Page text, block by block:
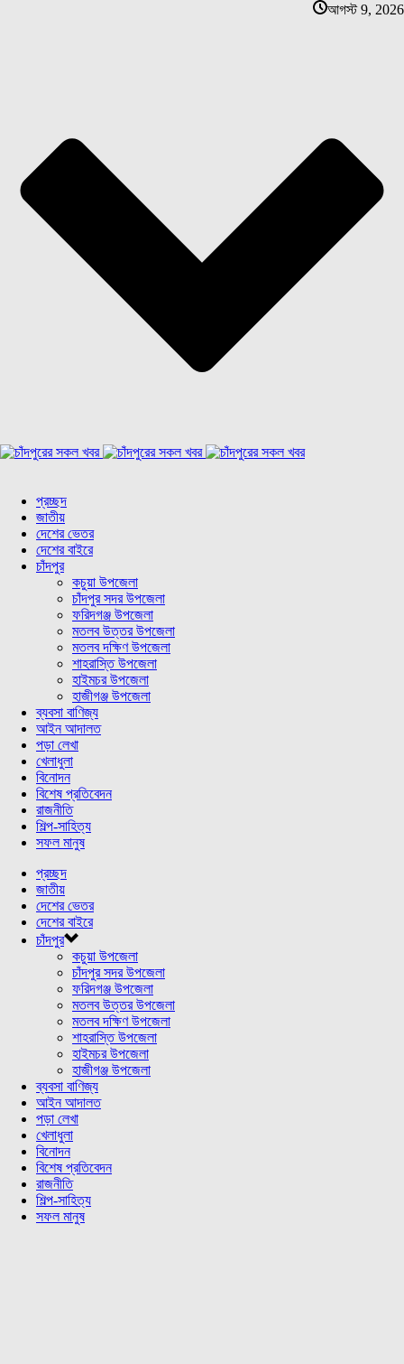
আগস্ট 9, 2026
প্রচ্ছদ
জাতীয়
দেশের ভেতর
দেশের বাইরে
চাঁদপুর
কচুয়া উপজেলা
চাঁদপুর সদর উপজেলা
ফরিদগঞ্জ উপজেলা
মতলব উত্তর উপজেলা
মতলব দক্ষিণ উপজেলা
শাহরাস্তি উপজেলা
হাইমচর উপজেলা
হাজীগঞ্জ উপজেলা
ব্যবসা বাণিজ্য
আইন আদালত
পড়া লেখা
খেলাধুলা
বিনোদন
বিশেষ প্রতিবেদন
রাজনীতি
শিল্প-সাহিত্য
সফল মানুষ
প্রচ্ছদ
জাতীয়
দেশের ভেতর
দেশের বাইরে
চাঁদপুর
কচুয়া উপজেলা
চাঁদপুর সদর উপজেলা
ফরিদগঞ্জ উপজেলা
মতলব উত্তর উপজেলা
মতলব দক্ষিণ উপজেলা
শাহরাস্তি উপজেলা
হাইমচর উপজেলা
হাজীগঞ্জ উপজেলা
ব্যবসা বাণিজ্য
আইন আদালত
পড়া লেখা
খেলাধুলা
বিনোদন
বিশেষ প্রতিবেদন
রাজনীতি
শিল্প-সাহিত্য
সফল মানুষ